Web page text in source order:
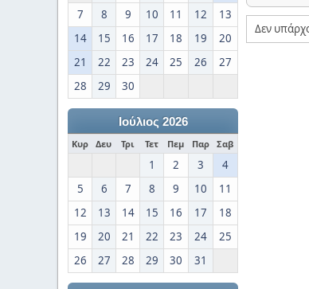
7
8 9 10 11 12
13
14
15 16 17 18 19
20
21
22 23 24 25 26
27
28
29 30
Ιούλιος 2026
Κυρ Δευ Τρι Τετ Πεμ Παρ Σαβ
1 2 3
4
5
6 7 8 9 10
11
12
13 14 15 16 17
18
19
20 21 22 23 24
25
26
27 28 29 30 31
Δεν